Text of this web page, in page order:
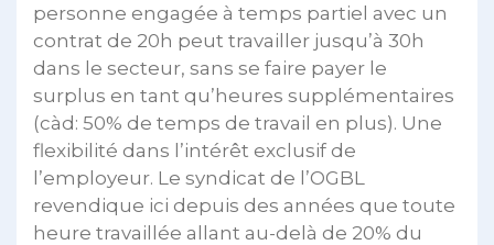
personne engagée à temps partiel avec un
contrat de 20h peut travailler jusqu’à 30h
dans le secteur, sans se faire payer le
surplus en tant qu’heures supplémentaires
(càd: 50% de temps de travail en plus). Une
flexibilité dans l’intérêt exclusif de
l’employeur. Le syndicat de l’OGBL
revendique ici depuis des années que toute
heure travaillée allant au-delà de 20% du